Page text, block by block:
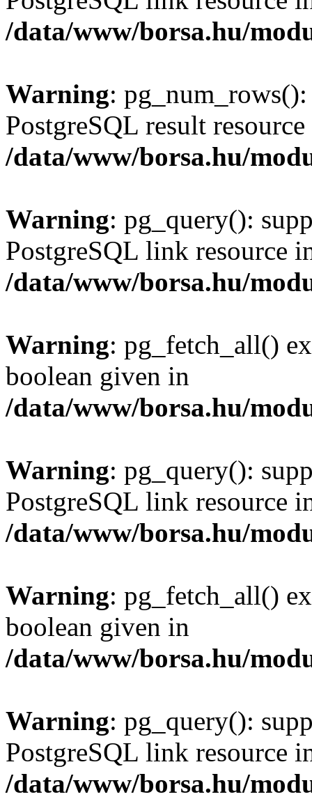
/data/www/borsa.hu/
Warning:
PostgreSQL result
/data/www/borsa.hu/
Warning: pg_query():
PostgreSQL link resource
/data/www/borsa.hu/
Warning: pg_fetch_all()
boolean given in
/data/www/borsa.hu/
Warning: pg_query():
PostgreSQL link resource
/data/www/borsa.hu/
Warning: pg_fetch_all()
boolean given in
/data/www/borsa.hu/
Warning: pg_query():
PostgreSQL link resource
/data/www/borsa.hu/